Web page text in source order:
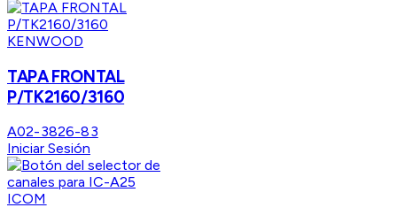
KENWOOD
TAPA FRONTAL
P/TK2160/3160
A02-3826-83
Iniciar Sesión
ICOM